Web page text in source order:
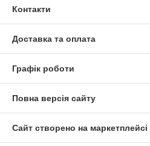
Контакти
Доставка та оплата
Графік роботи
Повна версія сайту
Сайт створено на маркетплейсі